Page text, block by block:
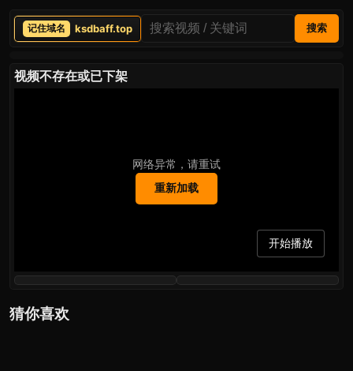
ksdbaff.top 搜索
视频不存在或已下架
网络异常，请重试
重新加载
开始播放
猜你喜欢